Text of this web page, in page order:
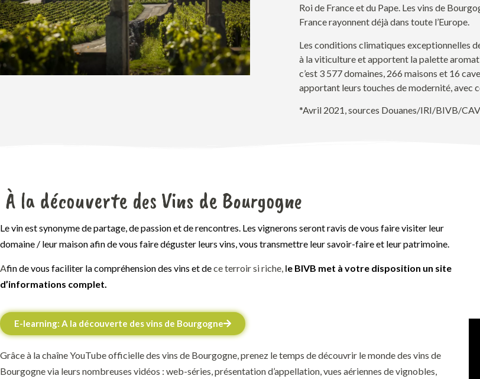
Roi de France et du Pape. Les vins de
Francerayonnent déjàdans toute l’Europe.
Les conditions climatiques exceptionnelles
à la viticultureet apportent lapalette
c’est 3 577domaines, 266 maisons et 16
apportant leurs touches de modernité, avec
*Avril 2021, sources Douanes/IRI/BIVB/
À la découverte des Vins de Bourgogne
Le vin est synonyme de partage, de passion et de rencontres. Les vignerons seront ravis de vous faire visiter leur
domaine / leur maison afin de vous faire déguster leurs vins, vous transmettre leur savoir-faire et leur patrimoine.
Afin de vous faciliter la compréhension des vins et dece terroir si riche, le BIVB met à votre disposition un site
d’informations complet.
E-learning: A la découverte des vins de Bourgogne
Grâce à la chaîne YouTube officielle des vins de Bourgogne, prenez le temps de découvrir le monde des vins de
Bourgogne via leurs nombreuses vidéos : web-séries, présentation d’appellation, vues aériennes de vignobles,